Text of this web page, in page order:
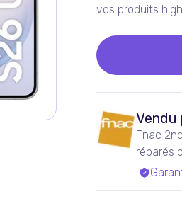
vos produits
Vendu
Fnac
réparés